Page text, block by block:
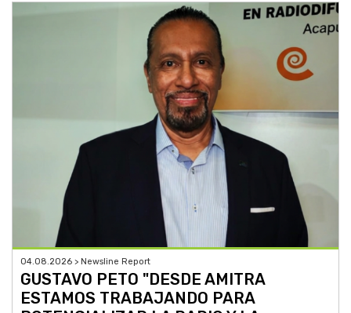
04.08.2026 > Newsline Report
GUSTAVO PETO "DESDE AMITRA
ESTAMOS TRABAJANDO PARA